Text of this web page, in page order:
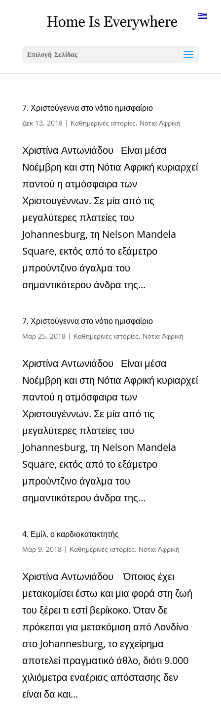
Επιλογή Σελίδας
7. Χριστούγεννα στο νότιο ημισφαίριο
Δεκ 13, 2018| Καθημερινές ιστορίες, Νότια Αφρική
Χριστίνα Αντωνιάδου Είναι μέσα
Νοέμβρη και στη Νότια Αφρική κυριαρχεί
παντού η ατμόσφαιρα των
Χριστουγέννων. Σε μία από τις
μεγαλύτερες πλατείες του
Johannesburg, τη Nelson Mandela
Square, εκτός από το εξάμετρο
μπρούντζινο άγαλμα του
σημαντικότερου άνδρα της...
7. Χριστούγεννα στο νότιο ημισφαίριο
Μαρ 25, 2018| Καθημερινές ιστορίες, Νότια Αφρική
Χριστίνα Αντωνιάδου Είναι μέσα
Νοέμβρη και στη Νότια Αφρική κυριαρχεί
παντού η ατμόσφαιρα των
Χριστουγέννων. Σε μία από τις
μεγαλύτερες πλατείες του
Johannesburg, τη Nelson Mandela
Square, εκτός από το εξάμετρο
μπρούντζινο άγαλμα του
σημαντικότερου άνδρα της...
4. Εμίλ, ο καρδιοκατακτητής
Μαρ 9, 2018| Καθημερινές ιστορίες, Νότια Αφρική
Χριστίνα Αντωνιάδου Όποιος έχει
μετακομίσει έστω και μια φορά στη ζωή
του ξέρει τι εστί βερίκοκο. Όταν δε
πρόκειται για μετακόμιση από Λονδίνο
στο Johannesburg, το εγχείρημα
αποτελεί πραγματικό άθλο, διότι 9.000
χιλιόμετρα εναέριας απόστασης δεν
είναι δα και...